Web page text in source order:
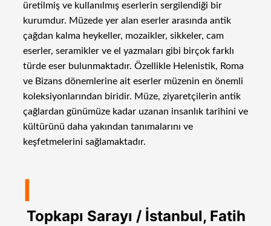
üretilmiş ve kullanılmış eserlerin sergilendiği bir
kurumdur. Müzede yer alan eserler arasında antik
çağdan kalma heykeller, mozaikler, sikkeler, cam
eserler, seramikler ve el yazmaları gibi birçok farklı
türde eser bulunmaktadır. Özellikle Helenistik, Roma
ve Bizans dönemlerine ait eserler müzenin en önemli
koleksiyonlarından biridir. Müze, ziyaretçilerin antik
çağlardan günümüze kadar uzanan insanlık tarihini ve
kültürünü daha yakından tanımalarını ve
keşfetmelerini sağlamaktadır.
I
Topkapı Sarayı / İstanbul, Fatih